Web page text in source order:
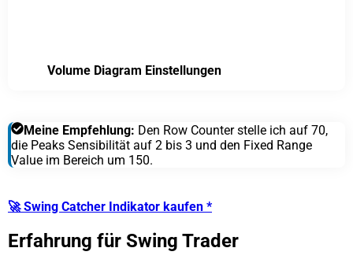
Volume Diagram Einstellungen
Meine Empfehlung: Den Row Counter stelle ich auf 70,
die Peaks Sensibilität auf 2 bis 3 und den Fixed Range
Value im Bereich um 150.
🚀 Swing Catcher Indikator kaufen *
Erfahrung für Swing Trader